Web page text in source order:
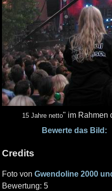
15 Jahre netto" im Rahmen
Bewerte das Bild:
Credits
Foto von Gwendoline 2000
Bewertung: 5